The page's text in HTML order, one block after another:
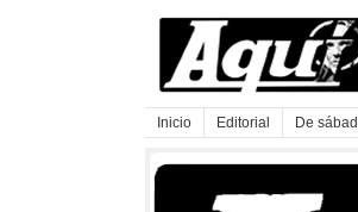
Inicio Editorial De